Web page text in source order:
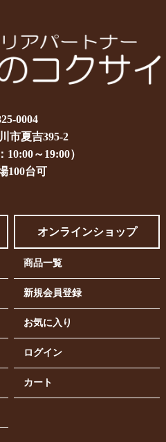
0004
市夏吉395-2
10:00～19:00）
100台可
オンラインショップ
商品一覧
新規会員登録
お気に入り
ログイン
カート